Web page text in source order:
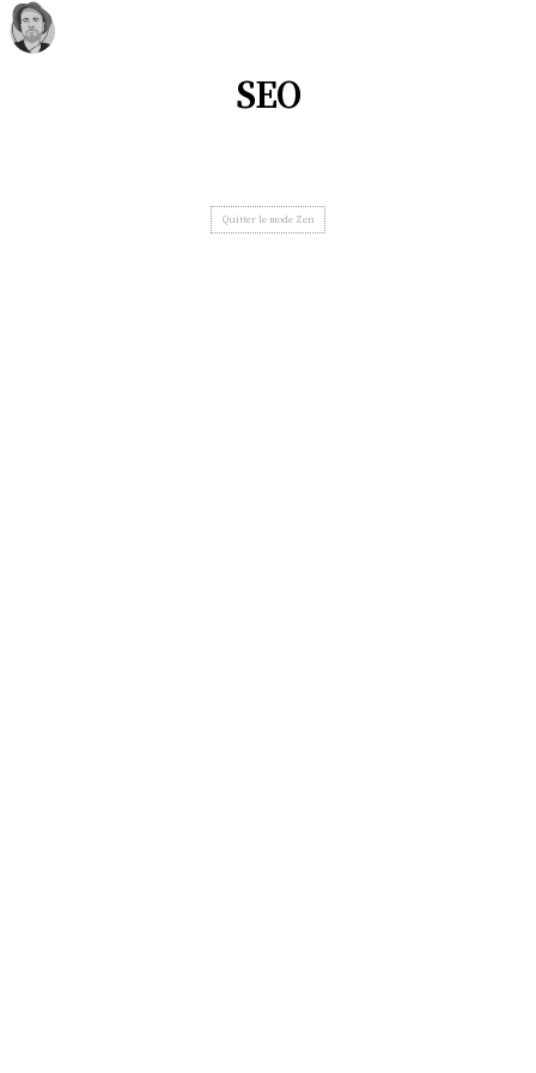
SEO
Quitter le mode Zen